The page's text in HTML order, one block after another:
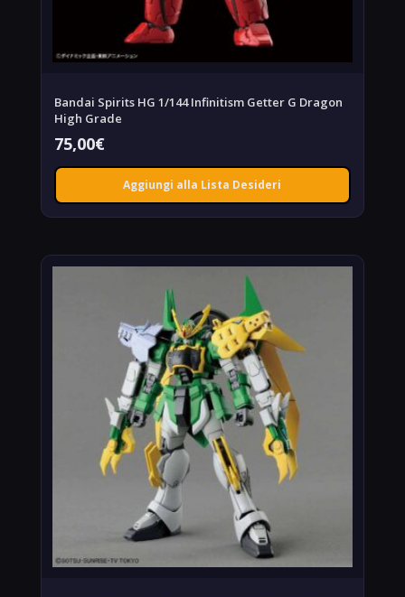
Bandai Spirits HG 1/144 Infinitism Getter G Dragon
High Grade
75,00€
Aggiungi alla Lista Desideri